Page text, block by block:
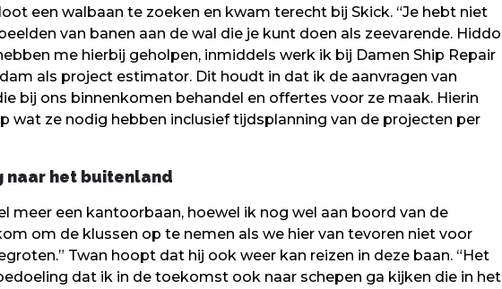
een walbaan te zoeken en kwam terecht bij Skick. “Je hebt niet
van banen aan de wal die je kunt doen als zeevarende. Hiddo
me hierbij geholpen, inmiddels werk ik bij Damen Ship Repair
als project estimator. Dit houdt in dat ik de aanvragen van
bij ons binnenkomen behandel en offertes voor ze maak. Hierin
wat ze nodig hebben inclusief tijdsplanning van de projecten per
naar het buitenland
meer een kantoorbaan, hoewel ik nog wel aan boord van de
om de klussen op te nemen als we hier van tevoren niet voor
Twan hoopt dat hij ook weer kan reizen in deze baan. “Het
dat ik in de toekomst ook naar schepen ga kijken die in het